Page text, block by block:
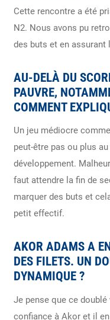
Cette rencontre a été
N2. Nous avons pu
des buts et en assurant
AU-DELÀ DU
PAUVRE,
COMMENT
Un jeu médiocre
peut-être pas ou plus
développement.
faut attendre la fin de
marquer des buts et
petit effectif.
AKOR ADAMS A
DES FILETS. UN
DYNAMIQUE ?
Je pense que ce
confiance à Akor et il